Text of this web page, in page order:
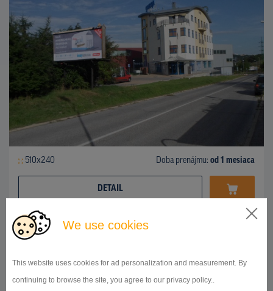
We use cookies
This website uses cookies for ad personalization and measurement. By
continuing to browse the site, you agree to our privacy policy..
510x240 Doba prenájmu: od 1 mesiaca
DETAIL
BILLBOARD